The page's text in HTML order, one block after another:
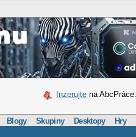
Inzerujte na
Blogy Skupiny Desktopy Hry